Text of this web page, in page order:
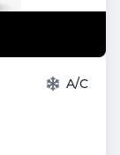
A/C